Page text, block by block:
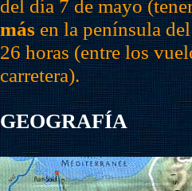
del día 7 de mayo
másen la península
26 horas (entre los
carretera).
GEOGRAFÍA